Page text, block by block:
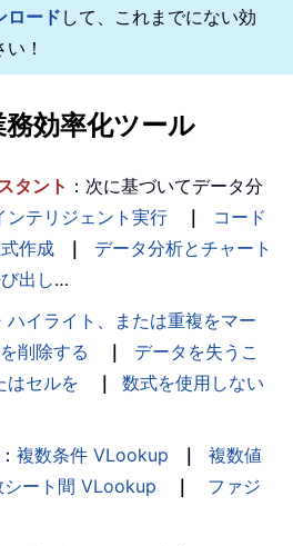
ロード して、これまでにない効
！
効率化ツール
タント ：次に基づいてデータ分
ンテリジェント実行 ｜
コード
作成 ｜
データ分析とチャート
出し…
ハイライト、または重複をマー
削除する ｜
データを失うこ
はセルを
｜
数式を使用しない
： 複数条件 VLookup ｜
複数値
シート間 VLookup ｜
ファジ